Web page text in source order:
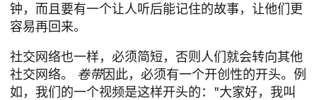
钟，而且要有一个让人听后能记住的故事，让他们更
容易再回来。
社交网络也一样，必须简短，否则人们就会转向其他
社交网络。 卷带因此，必须有一个开创性的开头。例
如，我们的一个视频是这样开头的："大家好，我叫